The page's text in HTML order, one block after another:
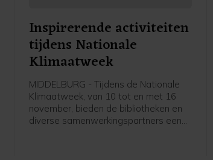
Inspirerende activiteiten
tijdens Nationale
Klimaatweek
MIDDELBURG - Tijdens de Nationale
Klimaatweek, van 10 tot en met 16
november, bieden de bibliotheken en
diverse samenwerkingspartners een